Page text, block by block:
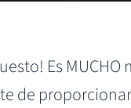
Es
de